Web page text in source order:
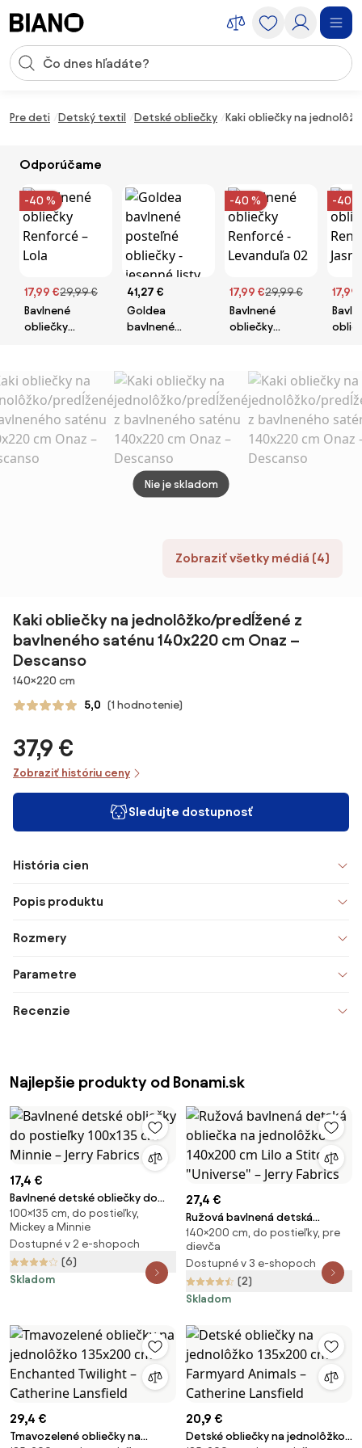
Vstup pre vyhľadávanie
Pre deti Detský textil Detské obliečky Kaki obliečky na
Odporúčame
-40 %
17,99 €29,99 €
Bavlnené
obliečky
41,27 €
Goldea
bavlnené
jesenné listy
140 x 200 a 70 x
90 cm
-40 %
17,99 €29,99 €
Bavlnené
obliečky
-40
17,99
Zobraziť všetky médiá (4)
Nie je skladom
Kaki obliečky na jednolôžko/predĺžené z
bavlneného saténu 140x220 cm Onaz –
Descanso
Rozmery
140×220 cm
5,0 (1 hodnotenie)
37,9 €
Zobraziť históriu ceny
Sledujte dostupnosť
História cien
Popis produktu
Rozmery
Parametre
Recenzie
Najlepšie produkty od Bonami.sk
17,4 €
Bavlnené detské obliečky do
postieľky 100x135 cm Minnie –
Jerry Fabrics
100×135 cm, do postieľky,
Mickey a Minnie
Dostupné v 2 e-shopoch
(6)
Skladom
27,4 €
Ružová bavlnená detská
obliečka na jednolôžko
140x200 cm Lilo a Stitch
"Universe" – Jerry Fabrics
140×200 cm, do postieľky, pre
dievča
Dostupné v 3 e-shopoch
(2)
Skladom
29,4 €
Tmavozelené obliečky na
20,9 €
Detské obliečky na jednolôžko